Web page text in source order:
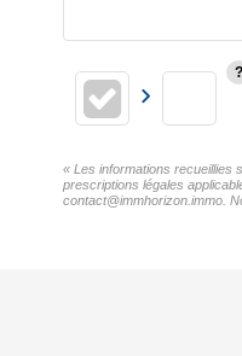
« Les informations recueillies
prescriptions légales
contact@immhorizon.immo.